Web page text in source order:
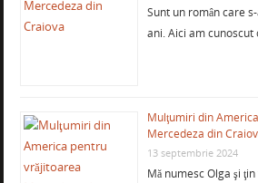
Sunt un român care
ani. Aici am cunoscut
Mulţumiri din
Mercedeza din
13 septembrie 2024
Mă numesc Olga şi